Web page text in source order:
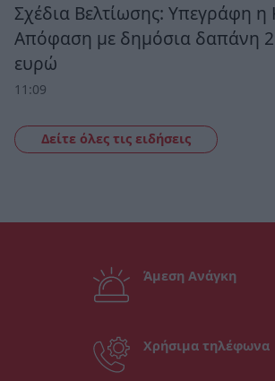
Σχέδια Βελτίωσης: Υπεγράφη η
Απόφαση με δημόσια δαπάνη
ευρώ
11:09
Δείτε όλες τις ειδήσεις
Άμεση Ανάγκη
Χρήσιμα τηλέφωνα